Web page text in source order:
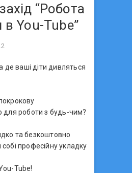
“Робота
в You-Tube”
де ваші діти дивляться
для роботи з будь-чим?
та безкоштовно
професійну укладку
Tube!